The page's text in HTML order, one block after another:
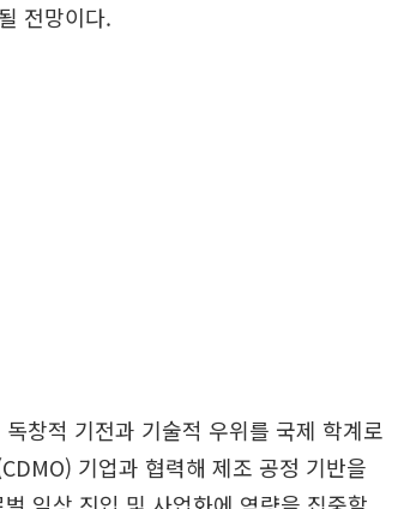
전망이다.
창적 기전과 기술적 우위를 국제 학계로
기업과 협력해 제조 공정 기반을